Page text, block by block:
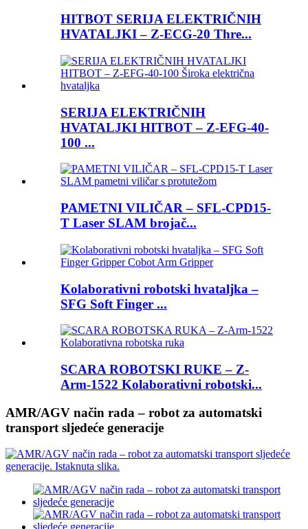
HITBOT SERIJA ELEKTRIČNIH
HVATALJKI – Z-ECG-20 Thre...
SERIJA ELEKTRIČNIH
HVATALJKI HITBOT – Z-EFG-40-
100 ...
PAMETNI VILIČAR – SFL-CPD15-
T Laser SLAM brojač...
Kolaborativni robotski hvataljka –
SFG Soft Finger ...
SCARA ROBOTSKI RUKE – Z-
Arm-1522 Kolaborativni robotski...
AMR/AGV način rada – robot za automatski
transport sljedeće generacije